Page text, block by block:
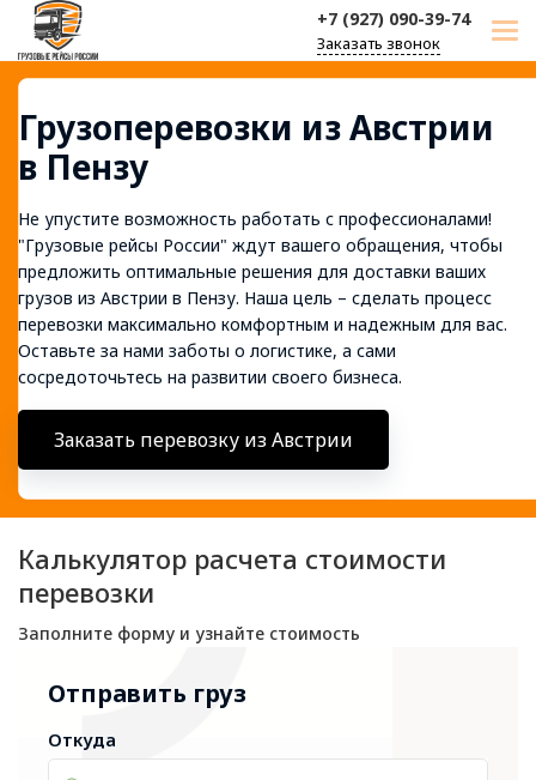
+7 (927) 090-39-74
Заказать звонок
Грузоперевозки из Австрии
в Пензу
Не упустите возможность работать с профессионалами!
"Грузовые рейсы России" ждут вашего обращения, чтобы
предложить оптимальные решения для доставки ваших
грузов из Австрии в Пензу. Наша цель – сделать процесс
перевозки максимально комфортным и надежным для вас.
Оставьте за нами заботы о логистике, а сами
сосредоточьтесь на развитии своего бизнеса.
Заказать перевозку из Австрии
Калькулятор расчета стоимости
перевозки
Заполните форму и узнайте стоимость
Отправить груз
Откуда